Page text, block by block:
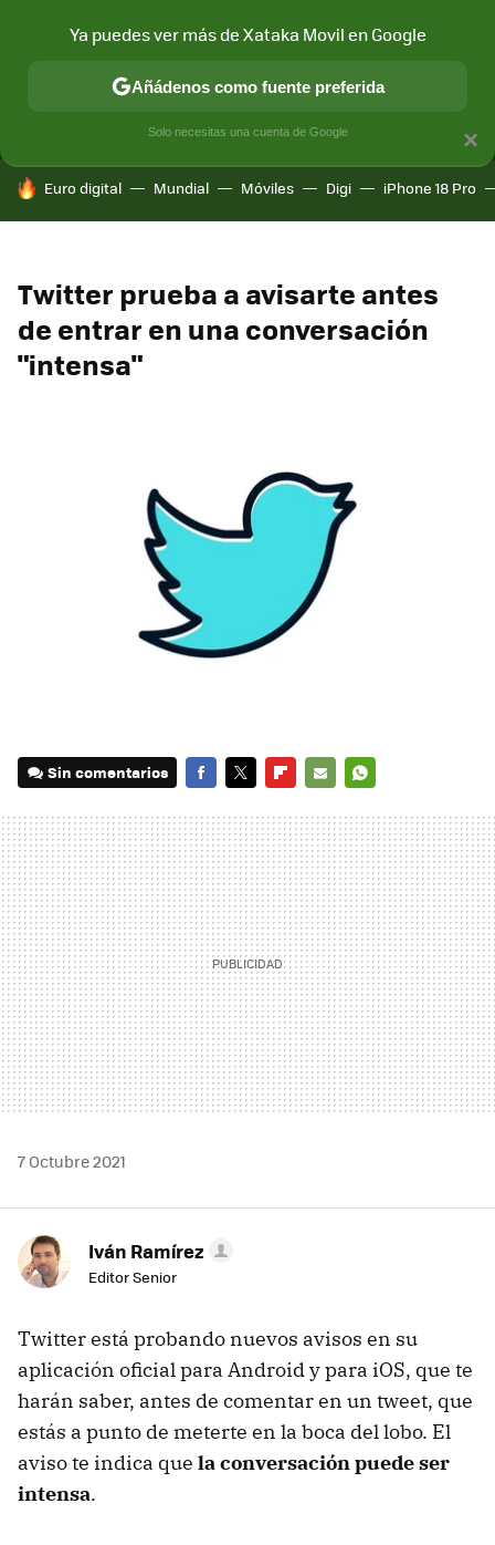
MÓVIL Y SOCIEDAD APLICACIONES
HOY SE HABLA DE
Euro digital Mundial Móviles Digi iPhone 18 Pro
Twitter prueba a avisarte antes
de entrar en una conversación
"intensa"
Sin comentarios
MAIL
7 Octubre 2021
Iván Ramírez
Editor Senior
Twitter está probando nuevos avisos en su
aplicación oficial para Android y para iOS, que te
harán saber, antes de comentar en un tweet, que
estás a punto de meterte en la boca del lobo. El
aviso te indica que la conversación puede ser
intensa.
×
Ya puedes ver más de Xataka Movil en Google
Añádenos como fuente preferida
Solo necesitas una cuenta de Google